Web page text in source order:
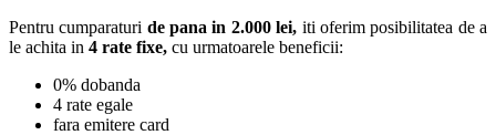
Pentru cumparaturi de pana in 2.000 lei, iti oferim posibilitatea de a
le achita in 4 rate fixe, cu urmatoarele beneficii:
0% dobanda
4 rate egale
fara emitere card